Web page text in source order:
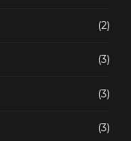
(2)
(3)
(3)
(3)